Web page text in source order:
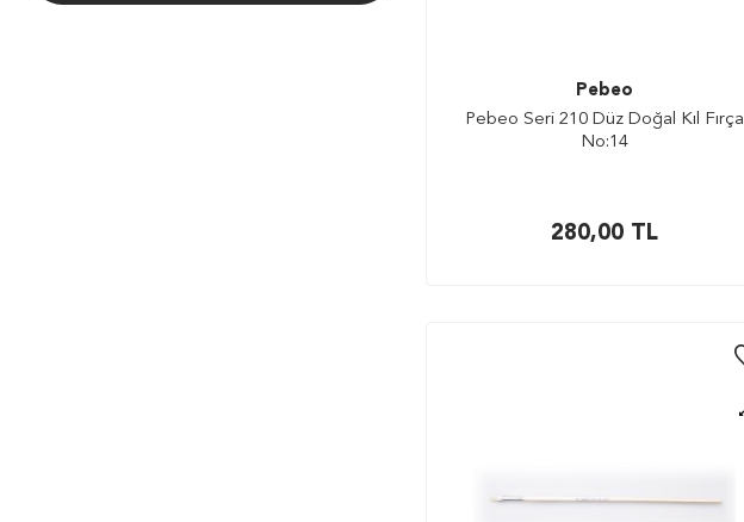
Pebeo
Pebeo Seri 210 Düz Doğal Kıl Fırça
No:14
280,00 TL